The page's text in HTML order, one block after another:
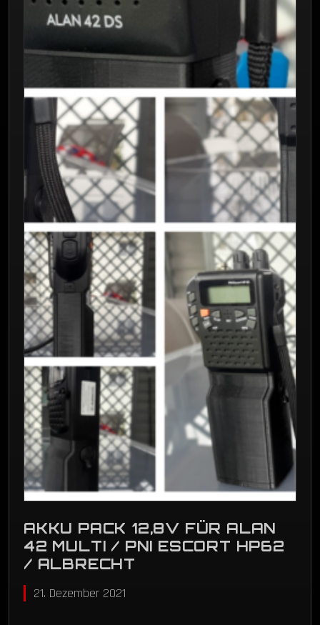
AKKU PACK 12,8V FÜR ALAN
42 MULTI / PNI ESCORT HP62
/ ALBRECHT
21. Dezember 2021